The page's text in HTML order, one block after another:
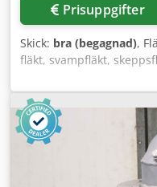
Prisuppgifter
Skick: bra (begagnad),
fläkt, svampfläkt,
svamphuv för
ventilationslucka,
utsugsanläggning,
jalusispjäll, backspjäll,
Aoiraxxel Ser -
GL 37081-86 HH -
tillgängligt -Mått: 220/